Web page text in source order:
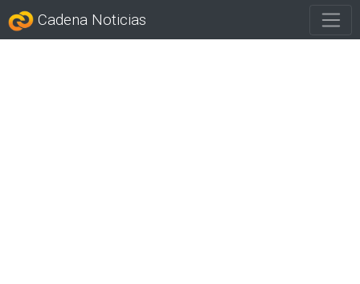
Cadena Noticias